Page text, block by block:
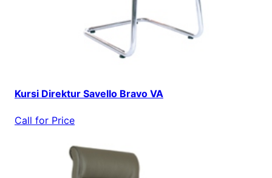
Kursi Direktur Savello Bravo VA
Call for Price